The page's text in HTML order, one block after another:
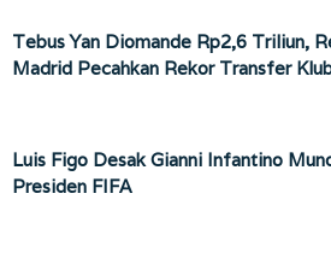
Tebus Yan Diomande Rp2,6 Triliun,
Madrid Pecahkan Rekor Transfer
Luis Figo Desak Gianni Infantino
Presiden FIFA